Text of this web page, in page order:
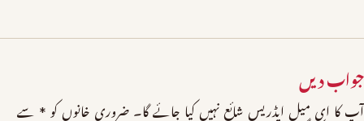
جواب دیں
آپ کا ای میل ایڈریس شائع نہیں کیا جائے گا۔ ضروری خانوں کو * سے